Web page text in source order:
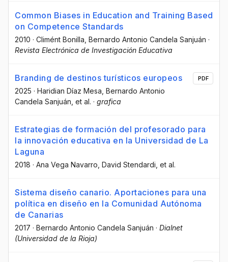
Common Biases in Education and Training Based
on Competence Standards
2010 · Climént Bonilla , Bernardo Antonio Candela Sanjuán ·
Revista Electrónica de Investigación Educativa
Branding de destinos turísticos europeos
2025 · Haridian Díaz Mesa , Bernardo Antonio
Candela Sanjuán , et al. · grafica
PDF
Estrategias de formación del profesorado para
la innovación educativa en la Universidad de La
Laguna
2018 · Ana Vega Navarro , David Stendardi , et al.
Sistema diseño canario. Aportaciones para una
política en diseño en la Comunidad Autónoma
de Canarias
2017 · Bernardo Antonio Candela Sanjuán · Dialnet
(Universidad de la Rioja)